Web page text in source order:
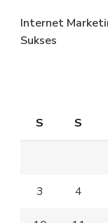
Internet
Sukses
S S
3 4